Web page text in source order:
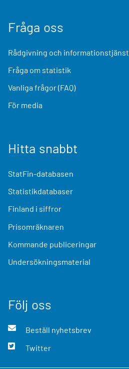
Fråga oss
Rådgivning och informationstjänst
Fråga om statistik
Vanliga frågor (FAQ)
För media
Hitta snabbt
StatFin-databasen
Statistikdatabaser
Finland i siffror
Prisomräknaren
Kommande publiceringar
Undersökningsmaterial
Följ oss
Beställ nyhetsbrev
Twitter